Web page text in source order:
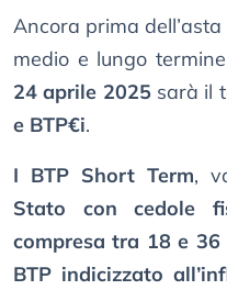
Ancora prima
medio e lungo
24 aprile 2025 sarà il
e BTP€i.
I BTP Short Term,
Stato con cedole
compresa tra 18 e 36
BTP indicizzato